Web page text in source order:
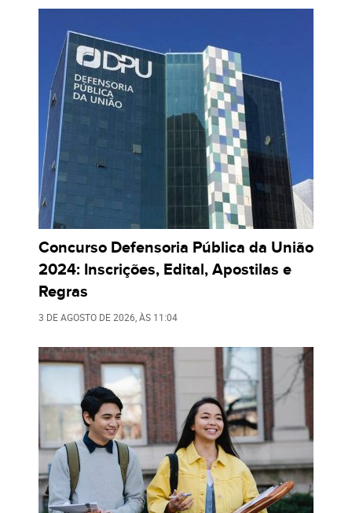
Concurso Defensoria Pública da União
2024: Inscrições, Edital, Apostilas e
Regras
3 DE AGOSTO DE 2026 , ÀS 11:04